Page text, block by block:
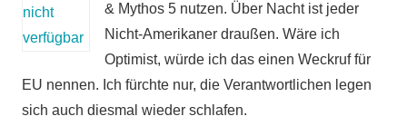
& Mythos 5 nutzen. Über Nacht ist jeder
Nicht-Amerikaner draußen. Wäre ich
Optimist, würde ich das einen Weckruf für
EU nennen. Ich fürchte nur, die Verantwortlichen legen
sich auch diesmal wieder schlafen.